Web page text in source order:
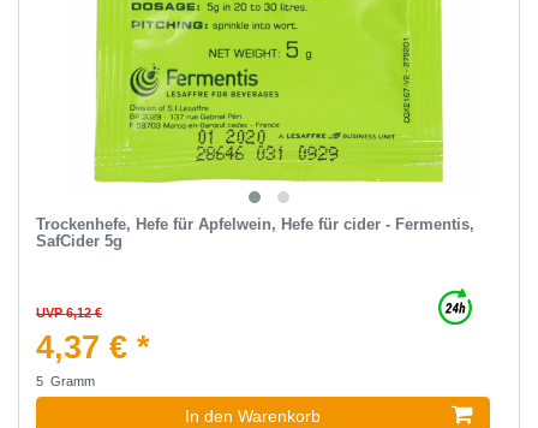
Trockenhefe, Hefe für Apfelwein, Hefe für cider - Fermentis,
SafCider 5g
UVP 6,12 €
4,37 € *
5 Gramm
In den Warenkorb